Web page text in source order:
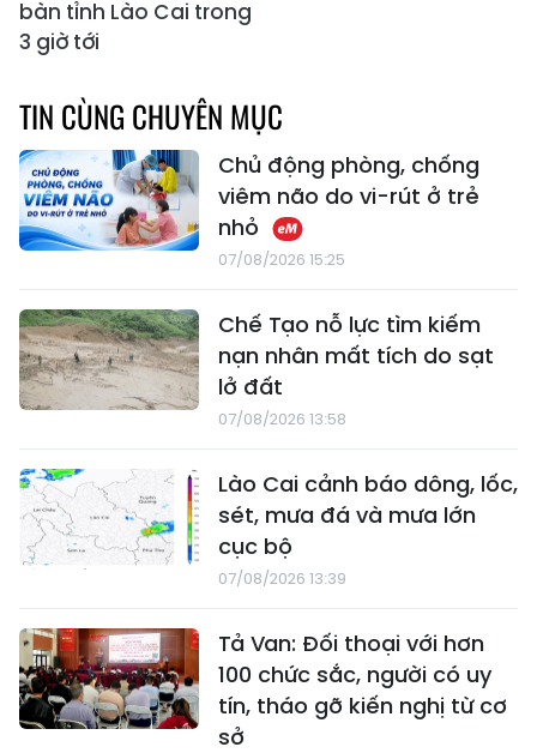
bàn tỉnh Lào Cai trong
3 giờ tới
TIN CÙNG CHUYÊN MỤC
Chủ động phòng, chống
viêm não do vi-rút ở trẻ
nhỏ
07/08/2026 15:25
Chế Tạo nỗ lực tìm kiếm
nạn nhân mất tích do sạt
lở đất
07/08/2026 13:58
Lào Cai cảnh báo dông, lốc,
sét, mưa đá và mưa lớn
cục bộ
07/08/2026 13:39
Tả Van: Đối thoại với hơn
100 chức sắc, người có uy
tín, tháo gỡ kiến nghị từ cơ
sở